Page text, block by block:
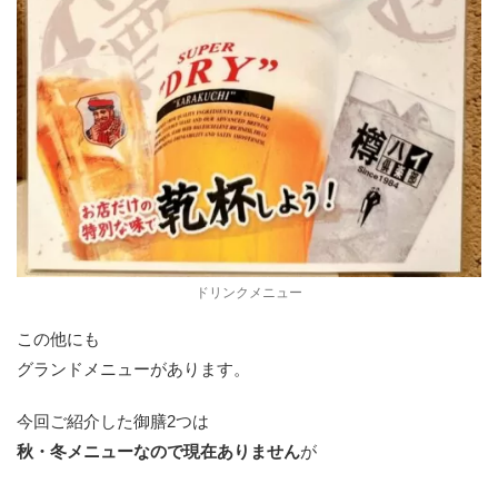
ドリンクメニュー
この他にも
グランドメニューがあります。
今回ご紹介した御膳2つは
秋・冬メニューなので現在ありませんが